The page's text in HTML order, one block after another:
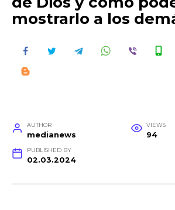
mostrarlo a los
AUTHOR
medianews
VIEWS
94
PUBLISHED BY
02.03.2024